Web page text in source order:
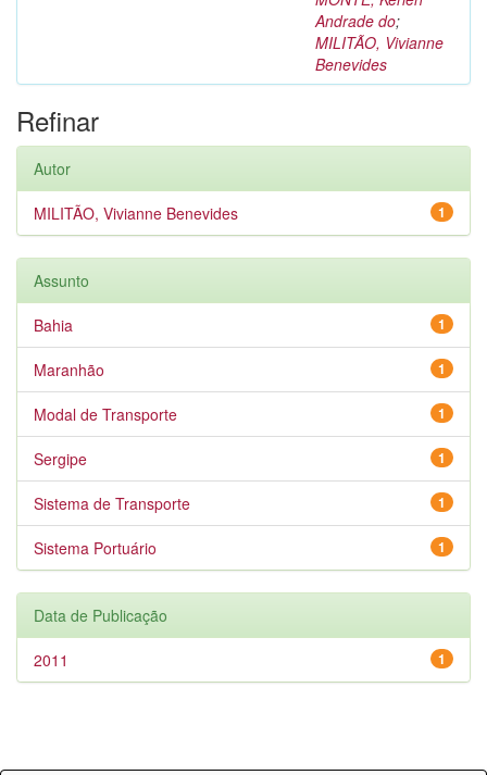
Andrade do;
MILITÃO, Vivianne
Benevides
Refinar
Autor
1
MILITÃO, Vivianne Benevides
Assunto
1
Bahia
1
Maranhão
1
Modal de Transporte
1
Sergipe
1
Sistema de Transporte
1
Sistema Portuário
Data de Publicação
1
2011